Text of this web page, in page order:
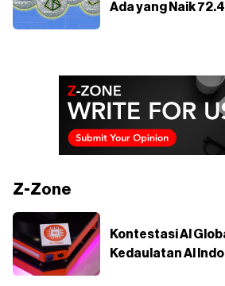
Ada yang Naik
Z-Zone
Kontestasi AI
Kedaulatan AI